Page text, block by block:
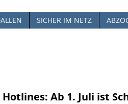
SICHER IM NETZ
Ab 1. Juli ist